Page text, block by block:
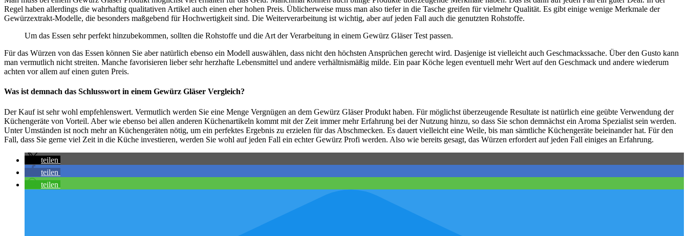
Regel haben allerdings die wahrhaftig qualitativen Artikel auch einen eher hohen Preis. Üblicherweise muss man also tiefer in die Tasche greifen für vielmehr Qualität. Es gibt einige wenige Merkmale der
Gewürzextrakt-Modelle, die besonders maßgebend für Hochwertigkeit sind. Die Weiterverarbeitung ist wichtig, aber auf jeden Fall auch die genutzten Rohstoffe.
Um das Essen sehr perfekt hinzubekommen, sollten die Rohstoffe und die Art der Verarbeitung in einem Gewürz Gläser Test passen.
Für das Würzen von das Essen können Sie aber natürlich ebenso ein Modell auswählen, dass nicht den höchsten Ansprüchen gerecht wird. Dasjenige ist vielleicht auch Geschmackssache. Über den Gusto kann
man vermutlich nicht streiten. Manche favorisieren lieber sehr herzhafte Lebensmittel und andere verhältnismäßig milde. Ein paar Köche legen eventuell mehr Wert auf den Geschmack und andere wiederum
achten vor allem auf einen guten Preis.
Was ist demnach das Schlusswort in einem Gewürz Gläser Vergleich?
Der Kauf ist sehr wohl empfehlenswert. Vermutlich werden Sie eine Menge Vergnügen an dem Gewürz Gläser Produkt haben. Für möglichst überzeugende Resultate ist natürlich eine geübte Verwendung der
Küchengeräte von Vorteil. Aber wie ebenso bei allen anderen Küchenartikeln kommt mit der Zeit immer mehr Erfahrung bei der Nutzung hinzu, so dass Sie schon demnächst ein Aroma Spezialist sein werden.
Unter Umständen ist noch mehr an Küchengeräten nötig, um ein perfektes Ergebnis zu erzielen für das Abschmecken. Es dauert vielleicht eine Weile, bis man sämtliche Küchengeräte beieinander hat. Für den
Fall, dass Sie gerne viel Zeit in die Küche investieren, werden Sie wohl auf jeden Fall ein echter Gewürz Profi werden. Also wie bereits gesagt, das Würzen erfordert auf jeden Fall einiges an Erfahrung.
teilen
teilen
teilen